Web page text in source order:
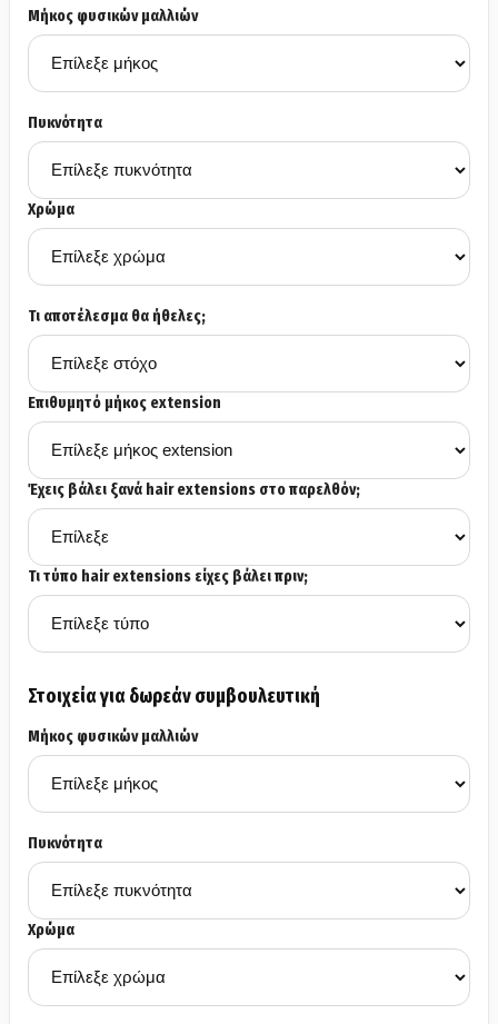
Μήκος φυσικών μαλλιών
Πυκνότητα
Χρώμα
Τι αποτέλεσμα θα ήθελες;
Επιθυμητό μήκος extension
Έχεις βάλει ξανά hair extensions στο παρελθόν;
Τι τύπο hair extensions είχες βάλει πριν;
Στοιχεία για δωρεάν συμβουλευτική
Μήκος φυσικών μαλλιών
Πυκνότητα
Χρώμα